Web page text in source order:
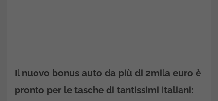
Il nuovo bonus auto da più di 2mila euro è
pronto per le tasche di tantissimi italiani: